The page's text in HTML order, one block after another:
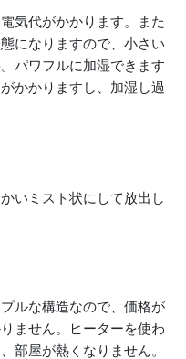
気代がかかります。また
になりますので、小さい
パワフルに加湿できます
かかりますし、加湿し過
いミスト状にして放出し
ルな構造なので、価格が
ません。ヒーターを使わ
部屋が熱くなりません。